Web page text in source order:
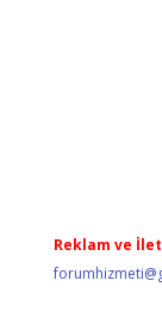
Reklam ve